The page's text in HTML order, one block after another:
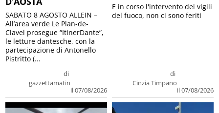
di
gazzettamatin
il 07/08/2026
SABATO 8 AGOSTO ALLEIN –
All’area verde Le Plan-de-
Clavel prosegue “ItinerDante”,
le letture dantesche, con la
partecipazione di Antonello
Pistritto (...
di
Cinzia Timpano
il 07/08/2026
E in corso l'intervento dei vigili
del fuoco, non ci sono feriti